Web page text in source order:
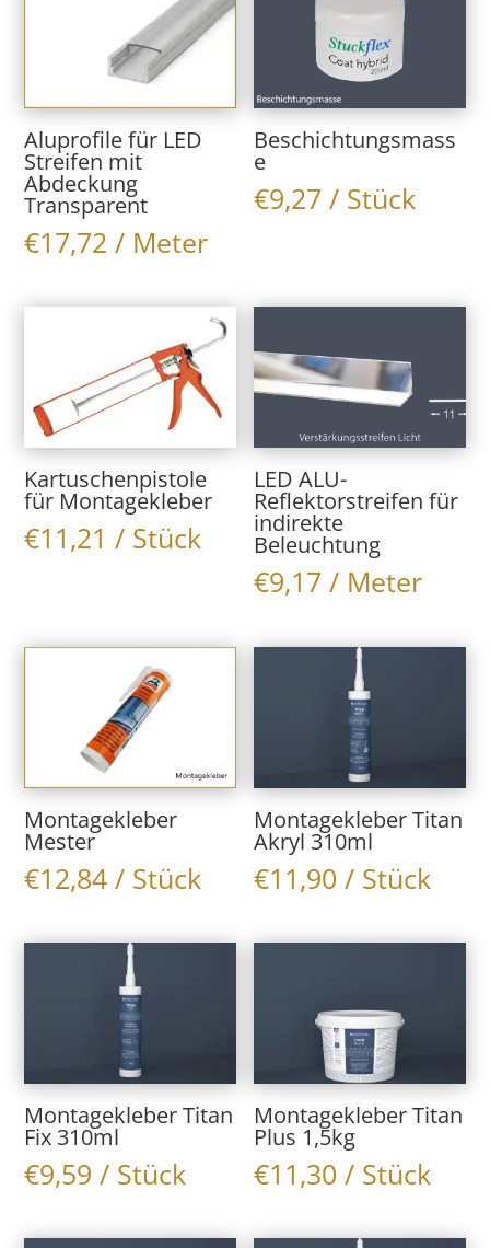
Aluprofile für LED
Streifen mit
Abdeckung
Transparent
€17,72 / Meter
Beschichtungsmass
e
€9,27 / Stück
Kartuschenpistole
für Montagekleber
€11,21 / Stück
LED ALU-
Reflektorstreifen für
indirekte
Beleuchtung
€9,17 / Meter
Montagekleber
Mester
€12,84 / Stück
Montagekleber Titan
Akryl 310ml
€11,90 / Stück
Montagekleber Titan
Fix 310ml
€9,59 / Stück
Montagekleber Titan
Plus 1,5kg
€11,30 / Stück